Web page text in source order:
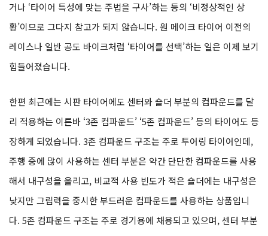
거나 ‘타이어 특성에 맞는 주법을 구사’하는 등의 ‘비정상적인 상
황’이므로 그다지 참고가 되지 않습니다. 원 메이크 타이어 이전의
레이스나 일반 공도 바이크처럼 ‘타이어를 선택’하는 일은 이제 보기
힘들어졌습니다.
한편 최근에는 시판 타이어에도 센터와 숄더 부분의 컴파운드를 달
리 적용하는 이른바 ‘3존 컴파운드’ ‘5존 컴파운드’ 등의 타이어도 등
장하게 되었습니다. 3존 컴파운드 구조는 주로 투어링 타이어인데,
주행 중에 많이 사용하는 센터 부분은 약간 단단한 컴파운드를 사용
해서 내구성을 올리고, 비교적 사용 빈도가 적은 숄더에는 내구성은
낮지만 그립력을 중시한 부드러운 컴파운드를 사용하는 상품입니
다. 5존 컴파운드 구조는 주로 경기용에 채용되고 있으며, 센터 부분